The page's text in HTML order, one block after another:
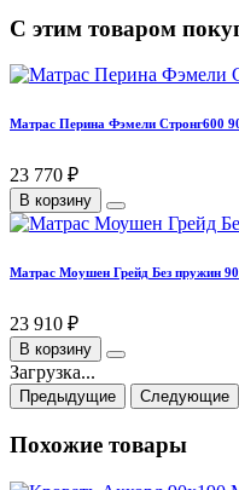
С этим товаром
Матрас Перина Фэмели Стронг600
23 770 ₽
В корзину
Матрас Моушен Грейд Без пружин
23 910 ₽
В корзину
Загрузка...
Предыдущие Следующие
Похожие товары